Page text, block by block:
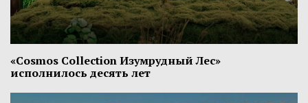
«Cosmos Collection Изумрудный Лес»
исполнилось десять лет